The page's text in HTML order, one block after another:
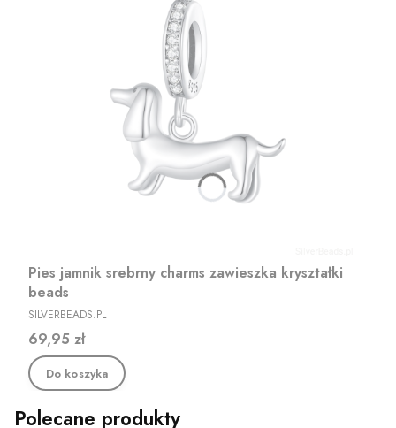
Pies jamnik srebrny charms zawieszka kryształki
beads
PRODUCENT
SILVERBEADS.PL
Cena
69,95 zł
Do koszyka
Polecane produkty